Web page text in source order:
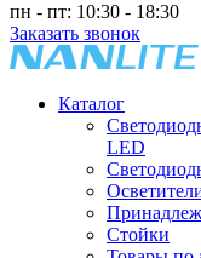
пн - пт: 10:30 - 18:30
Заказать звонок
Каталог
LED
Стойки